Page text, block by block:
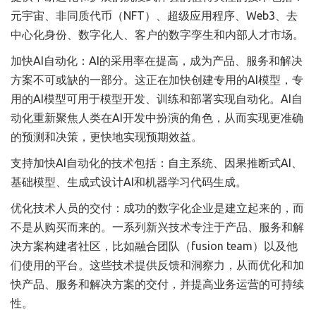
元宇宙、非同质代币（NFT）、超级应用程序、Web3、去
中心化身份、数字化人、客户的数字孪生和内部人才市场。
加快AI自动化：AI的采用率在提高，成为产品、服务和解决
方案不可或缺的一部分。这正在加快创建专用的AI模型，专
用的AI模型可用于模型开发、训练和部署实现自动化。AI自
动化重新聚焦人类在AI开发中扮演的角色，从而实现更准确
的预测和决策，更快地实现预期效益。
支持加快AI自动化的技术包括：自主系统、因果推断式AI、
基础模型、生成式设计AI和机器学习代码生成。
优化技术人员的交付：成功的数字化企业是建立起来的，而
不是从购买而来的。一系列新兴技术专注于产品、服务和解
决方案构建者社区，比如融合团队（fusion team）以及他
们使用的平台。这些技术提供反馈和洞察力，从而优化和加
快产品、服务和解决方案的交付，并提高业务运营的可持续
性。